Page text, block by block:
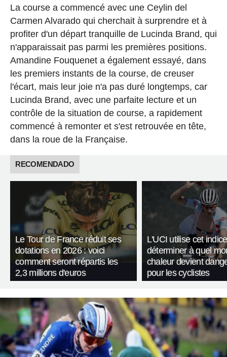
La course a commencé avec une Ceylin del
Carmen Alvarado qui cherchait à surprendre et à
profiter d'un départ tranquille de Lucinda Brand, qui
n'apparaissait pas parmi les premières positions.
Amandine Fouquenet a également essayé, dans
les premiers instants de la course, de creuser
l'écart, mais leur joie n'a pas duré longtemps, car
Lucinda Brand, avec une parfaite lecture et un
contrôle de la situation de course, a rapidement
commencé à remonter et s'est retrouvée en tête,
dans la roue de la Française.
RECOMENDADO
Le Tour de France réduit ses
dotations en 2026 : voici
comment seront répartis les
2,3 millions d'euros
L'UCI utilise cet
déterminer à quel
chaleur devient
pour les cyclistes